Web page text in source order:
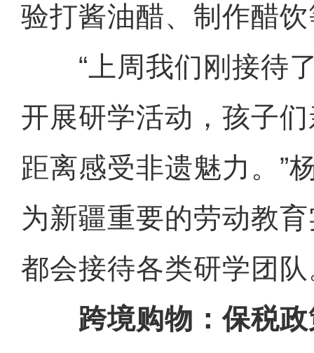
验打酱油醋、制作醋
“上周我们刚接待了
开展研学活动，孩子
距离感受非遗魅力。”
为新疆重要的劳动教
都会接待各类研学团
跨境购物：保税